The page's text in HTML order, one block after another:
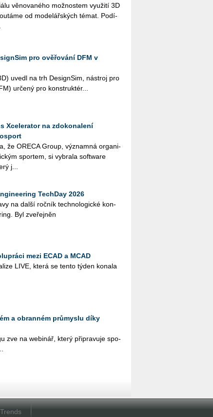
vě­no­va­né­ho mož­nos­tem vy­u­ži­tí 3D
od mo­de­lář­ských témat. Po­dí­
pro ověřování DFM v
uvedl na trh De­sign­Sim, ná­stroj pro
ur­če­ný pro kon­struk­té­r...
Xcelerator na zdokonalení
že ORE­CA Group, vý­znam­ná or­ga­ni­
spor­tem, si vy­bra­la soft­ware
j...
TechDay 2026
na další roč­ník tech­no­lo­gic­ké kon­
Byl zve­řej­něn
mezi ECAD a MCAD
LIVE, která se tento týden ko­na­la
a obranném průmyslu díky
zve na webi­nář, který při­pra­vu­je spo­
Trends